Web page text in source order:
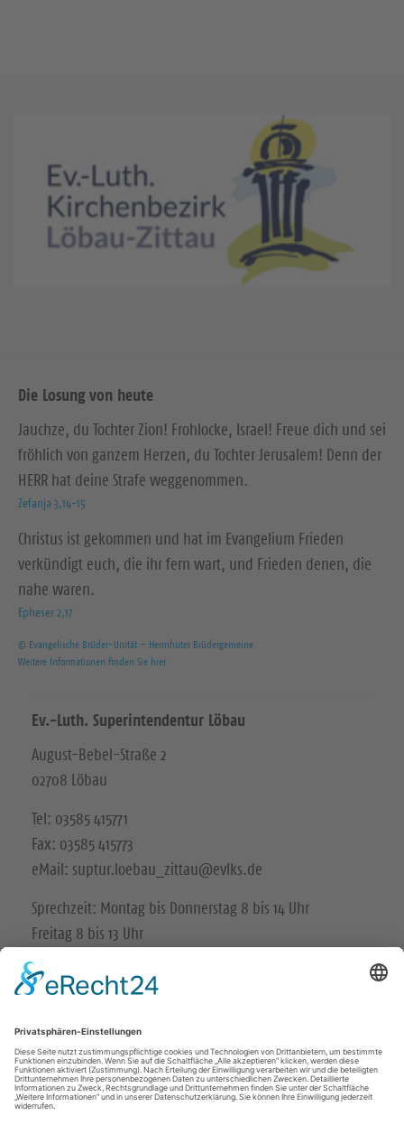
Die Losung von heute
Jauchze, du Tochter Zion! Frohlocke, Israel! Freue dich und sei
fröhlich von ganzem Herzen, du Tochter Jerusalem! Denn der
HERR hat deine Strafe weggenommen.
Zefanja 3,14-15
Christus ist gekommen und hat im Evangelium Frieden
verkündigt euch, die ihr fern wart, und Frieden denen, die
nahe waren.
Epheser 2,17
© Evangelische Brüder-Unität – Herrnhuter Brüdergemeine
Weitere Informationen finden Sie hier
Ev.-Luth. Superintendentur Löbau
August-Bebel-Straße 2
02708 Löbau
Tel: 03585 415771
Fax: 03585 415773
eMail: suptur.loebau_zittau@evlks.de
Sprechzeit: Montag bis Donnerstag 8 bis 14 Uhr
Freitag 8 bis 13 Uhr